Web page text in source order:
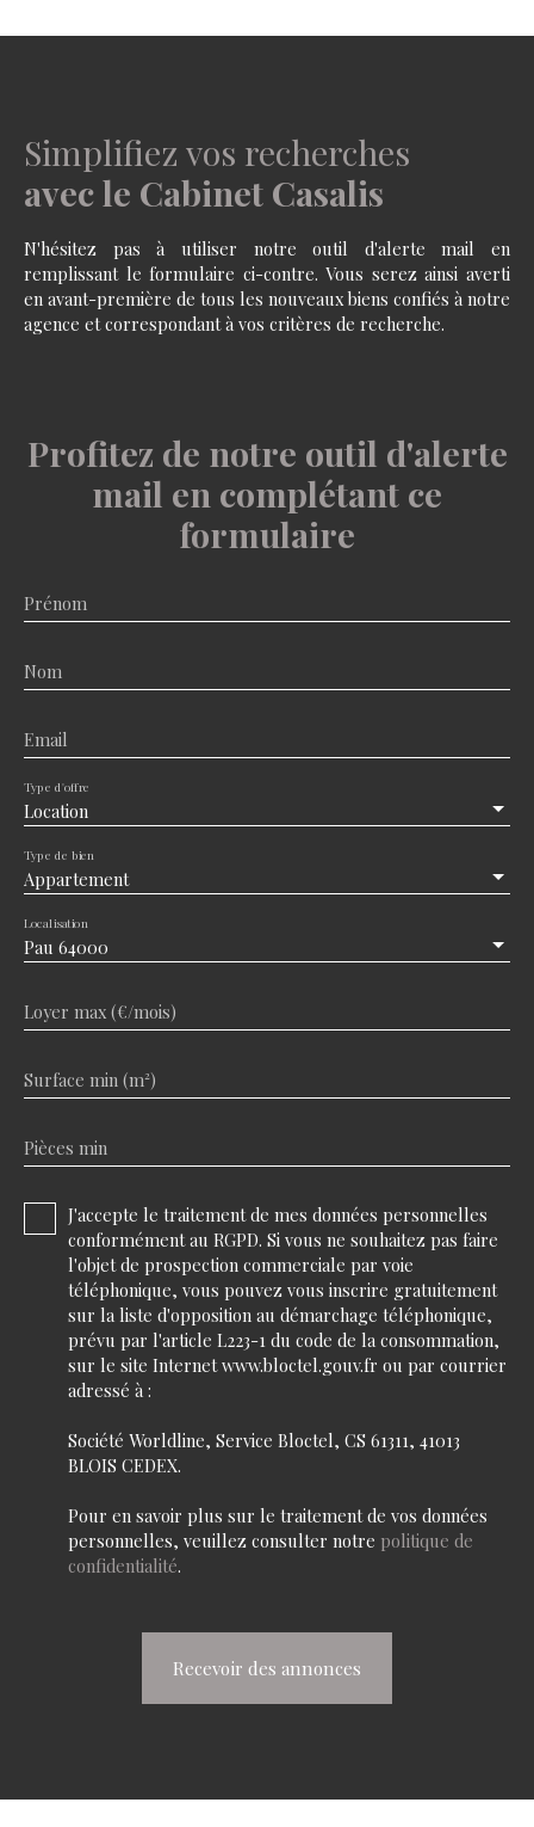
Simplifiez vos recherches
avec le Cabinet Casalis
N'hésitez pas à utiliser notre outil d'alerte mail en
remplissant le formulaire ci-contre. Vous serez ainsi averti
en avant-première de tous les nouveaux biens confiés à notre
agence et correspondant à vos critères de recherche.
Profitez de notre outil d'alerte
mail en complétant ce
formulaire
Prénom
Nom
Email
Location
Type d'offre
Appartement
Type de bien
Pau 64000
Localisation
Loyer max (€/mois)
Surface min (m²)
Pièces min
J'accepte le traitement de mes données personnelles
conformément au RGPD. Si vous ne souhaitez pas faire
l'objet de prospection commerciale par voie
téléphonique, vous pouvez vous inscrire gratuitement
sur la liste d'opposition au démarchage téléphonique,
prévu par l'article L223-1 du code de la consommation,
sur le site Internet www.bloctel.gouv.fr ou par courrier
adressé à :
Société Worldline, Service Bloctel, CS 61311, 41013
BLOIS CEDEX.
Pour en savoir plus sur le traitement de vos données
personnelles, veuillez consulter notre politique de
confidentialité.
Recevoir des annonces